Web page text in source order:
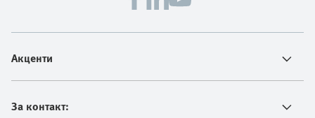
Акценти
За контакт: